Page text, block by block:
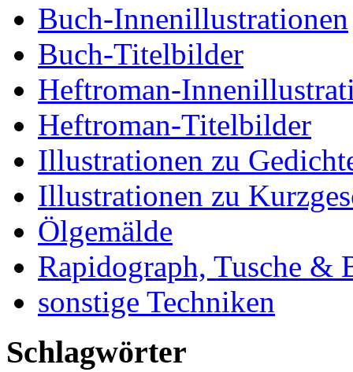
Buch-Innenillustrationen
Buch-Titelbilder
Heftroman-
Heftroman-Titelbilder
Illustrationen zu
Illustrationen zu
Ölgemälde
Rapidograph, Tusche &
sonstige Techniken
Schlagwörter